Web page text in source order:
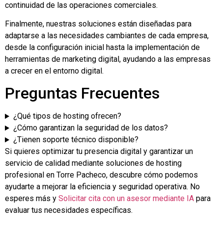
continuidad de las operaciones comerciales.
Finalmente, nuestras soluciones están diseñadas para
adaptarse a las necesidades cambiantes de cada empresa,
desde la configuración inicial hasta la implementación de
herramientas de marketing digital, ayudando a las empresas
a crecer en el entorno digital.
Preguntas Frecuentes
¿Qué tipos de hosting ofrecen?
¿Cómo garantizan la seguridad de los datos?
¿Tienen soporte técnico disponible?
Si quieres optimizar tu presencia digital y garantizar un
servicio de calidad mediante soluciones de hosting
profesional en Torre Pacheco, descubre cómo podemos
ayudarte a mejorar la eficiencia y seguridad operativa. No
esperes más y Solicitar cita con un asesor mediante IA para
evaluar tus necesidades específicas.